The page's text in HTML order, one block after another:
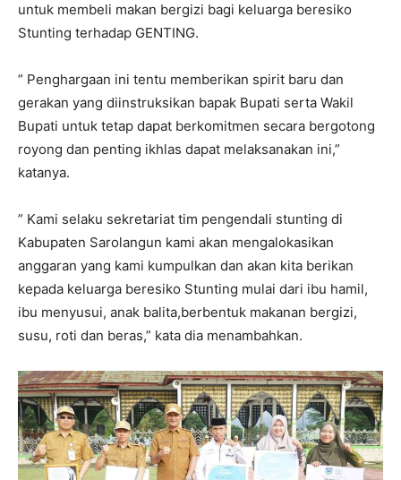
untuk membeli makan bergizi bagi keluarga beresiko
Stunting terhadap GENTING.
” Penghargaan ini tentu memberikan spirit baru dan
gerakan yang diinstruksikan bapak Bupati serta Wakil
Bupati untuk tetap dapat berkomitmen secara bergotong
royong dan penting ikhlas dapat melaksanakan ini,”
katanya.
” Kami selaku sekretariat tim pengendali stunting di
Kabupaten Sarolangun kami akan mengalokasikan
anggaran yang kami kumpulkan dan akan kita berikan
kepada keluarga beresiko Stunting mulai dari ibu hamil,
ibu menyusui, anak balita,berbentuk makanan bergizi,
susu, roti dan beras,” kata dia menambahkan.